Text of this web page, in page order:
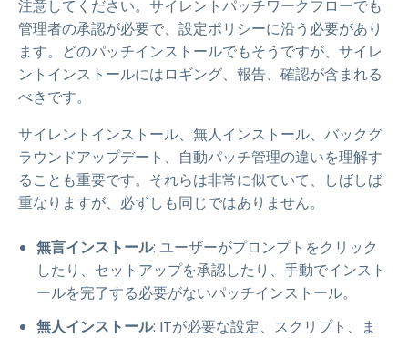
注意してください。サイレントパッチワークフローでも
管理者の承認が必要で、設定ポリシーに沿う必要があり
ます。どのパッチインストールでもそうですが、サイレ
ントインストールにはロギング、報告、確認が含まれる
べきです。
サイレントインストール、無人インストール、バックグ
ラウンドアップデート、自動パッチ管理の違いを理解す
ることも重要です。それらは非常に似ていて、しばしば
重なりますが、必ずしも同じではありません。
無言インストール: ユーザーがプロンプトをクリック
したり、セットアップを承認したり、手動でインスト
ールを完了する必要がないパッチインストール。
無人インストール: ITが必要な設定、スクリプト、ま